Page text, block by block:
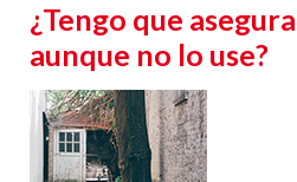
¿Tengo que
aunque no lo use?